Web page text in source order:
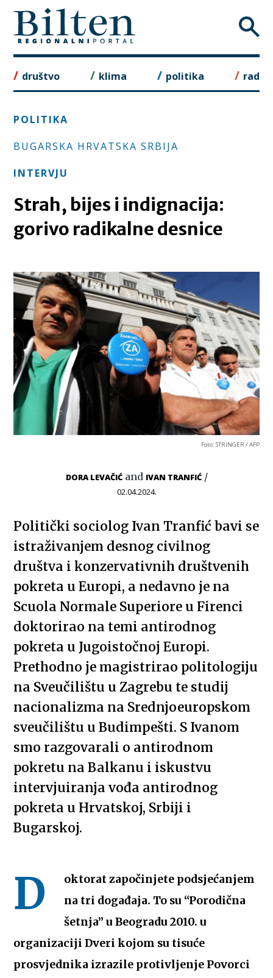
to
content
društvo klima politika rad
POLITIKA
BUGARSKA HRVATSKA SRBIJA
INTERVJU
Strah, bijes i indignacija:
gorivo radikalne desnice
Foto: STRINGER / AFP
DORA LEVAČIĆand IVAN TRANFIĆ/
02.04.2024.
Politički sociolog Ivan Tranfić bavi se
istraživanjem desnog civilnog
društva i konzervativnih društvenih
pokreta u Europi, a nedavno je na
Scuola Normale Superiore u Firenci
doktorirao na temi antirodnog
pokreta u Jugoistočnoj Europi.
Prethodno je magistrirao politologiju
na Sveučilištu u Zagrebu te studij
nacionalizma na Srednjoeuropskom
sveučilištu u Budimpešti. S Ivanom
smo razgovarali o antirodnom
pokretu na Balkanu i iskustvu
intervjuiranja vođa antirodnog
pokreta u Hrvatskoj, Srbiji i
Bugarskoj.
D
oktorat započinjete podsjećanjem
na tri događaja. To su “Porodična
šetnja” u Beogradu 2010. u
organizaciji Dveri kojom su tisuće
prosvjednika izrazile protivljenje Povorci